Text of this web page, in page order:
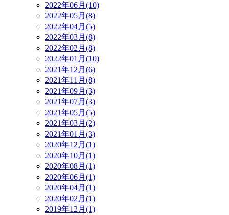
2022年06月(10)
2022年05月(8)
2022年04月(5)
2022年03月(8)
2022年02月(8)
2022年01月(10)
2021年12月(6)
2021年11月(8)
2021年09月(3)
2021年07月(3)
2021年05月(5)
2021年03月(2)
2021年01月(3)
2020年12月(1)
2020年10月(1)
2020年08月(1)
2020年06月(1)
2020年04月(1)
2020年02月(1)
2019年12月(1)